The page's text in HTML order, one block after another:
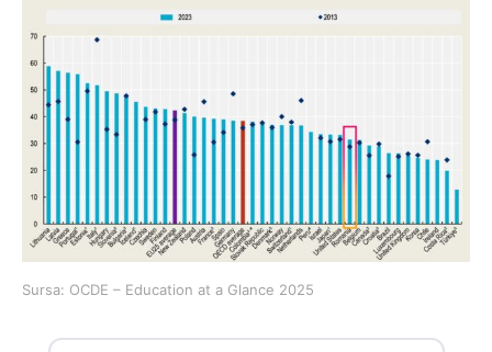
Sursa: OCDE – Education at a Glance 2025